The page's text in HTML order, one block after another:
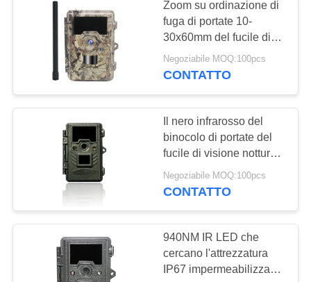
Macchina
fotografica di WIFI
Bluetooth
Cercare gli
accessori della
macchina
fotografica
28
Zoom su ordinazione di
fuga di portate 10-
30x60mm del fucile di
visione notturna dei
cannocchiali di IR
Negoziabile MOQ:100pcs
CONTATTO
Il nero infrarosso del
binocolo di portate del
fucile di visione notturna
di Digital della torcia
elettrica di IR
Negoziabile MOQ:100pcs
CONTATTO
940NM IR LED che
cercano l'attrezzatura
IP67 impermeabilizzano